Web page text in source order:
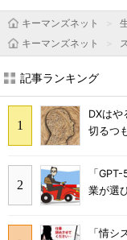
キーマンズネット
キーマンズネット
記事ランキング
DXは
切るつ
「
業が選
「情